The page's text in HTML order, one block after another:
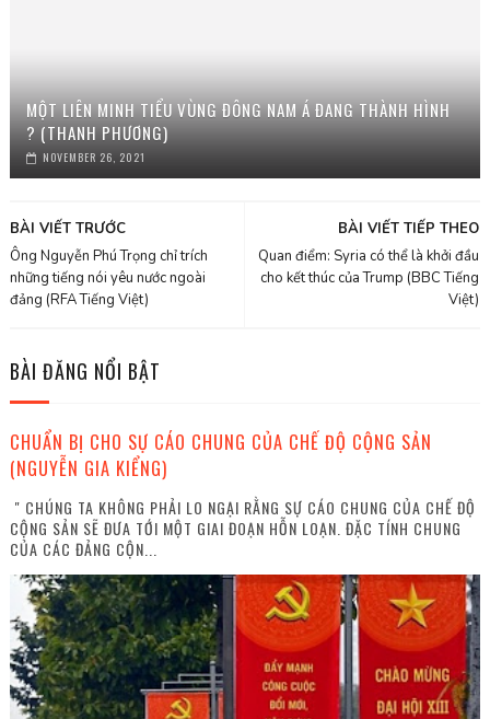
MỘT LIÊN MINH TIỂU VÙNG ĐÔNG NAM Á ĐANG THÀNH HÌNH
? (THANH PHƯƠNG)
NOVEMBER 26, 2021
BÀI VIẾT TIẾP THEO
Quan điểm: Syria có thể là khởi đầu
cho kết thúc của Trump (BBC Tiếng
Việt)
BÀI VIẾT TRƯỚC
Ông Nguyễn Phú Trọng chỉ trích
những tiếng nói yêu nước ngoài
đảng (RFA Tiếng Việt)
BÀI ĐĂNG NỔI BẬT
CHUẨN BỊ CHO SỰ CÁO CHUNG CỦA CHẾ ĐỘ CỘNG SẢN
(NGUYỄN GIA KIỂNG)
" CHÚNG TA KHÔNG PHẢI LO NGẠI RẰNG SỰ CÁO CHUNG CỦA CHẾ ĐỘ
CỘNG SẢN SẼ ĐƯA TỚI MỘT GIAI ĐOẠN HỖN LOẠN. ĐẶC TÍNH CHUNG
CỦA CÁC ĐẢNG CỘN...